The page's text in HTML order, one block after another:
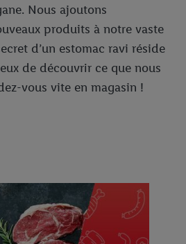
Nous ajoutons
produits à notre vaste
d’un estomac ravi réside
de découvrir ce que nous
vous vite en magasin !